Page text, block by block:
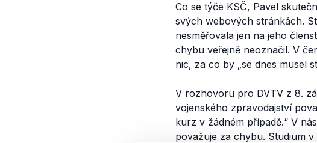
Co se týče KSČ, Pavel
svých webových stránkách.
nesměřovala jen na jeho
chybu veřejně neoznačil. V
nic, za co by „se dnes musel
V rozhovoru pro DVTV z 8.
vojenského zpravodajství
kurz v žádném případě.“ V
považuje za chybu. Studium